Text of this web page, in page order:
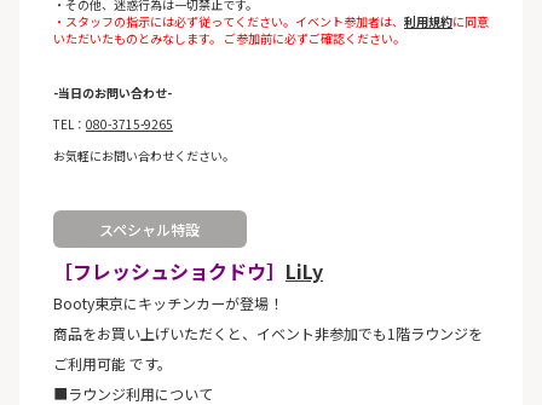
・その他、迷惑行為は一切禁止です。
・スタッフの指示には必ず従ってください。イベント参加者は、 利用規約に同意
いただいたものとみなします。 ご参加前に必ずご確認ください。
-当日のお問い合わせ-
TEL： 080-3715-9265
お気軽にお問い合わせください。
スペシャル特設
［フレッシュショクドウ］ LiLy
Booty東京にキッチンカーが登場！
商品をお買い上げいただくと、イベント非参加でも1階ラウンジを
ご利用可能 です。
■ラウンジ利用について